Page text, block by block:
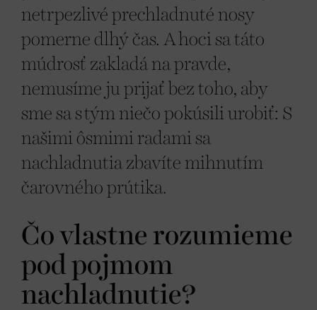
netrpezlivé prechladnuté nosy
pomerne dlhý čas. A hoci sa táto
múdrosť zakladá na pravde,
nemusíme ju prijať bez toho, aby
sme sa s tým niečo pokúsili urobiť: S
našimi ôsmimi radami sa
nachladnutia zbavíte mihnutím
čarovného prútika.
Čo vlastne rozumieme
pod pojmom
nachladnutie?